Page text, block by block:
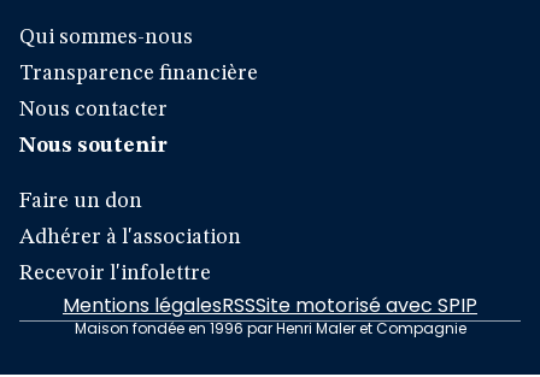
Qui sommes-nous
Transparence financière
Nous contacter
Nous soutenir
Faire un don
Adhérer à l'association
Recevoir l'infolettre
Mentions légalesRSSSite motorisé avec SPIP
Maison fondée en 1996 par Henri Maler et Compagnie